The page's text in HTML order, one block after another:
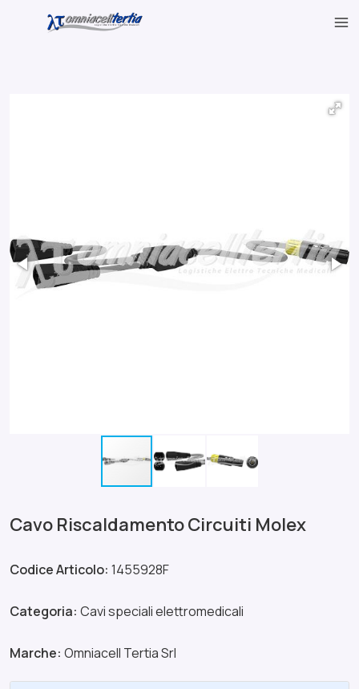
Cavo Riscaldamento Circuiti Molex
Codice Articolo: 1455928F
Categoria: Cavi speciali elettromedicali
Marche: Omniacell Tertia Srl